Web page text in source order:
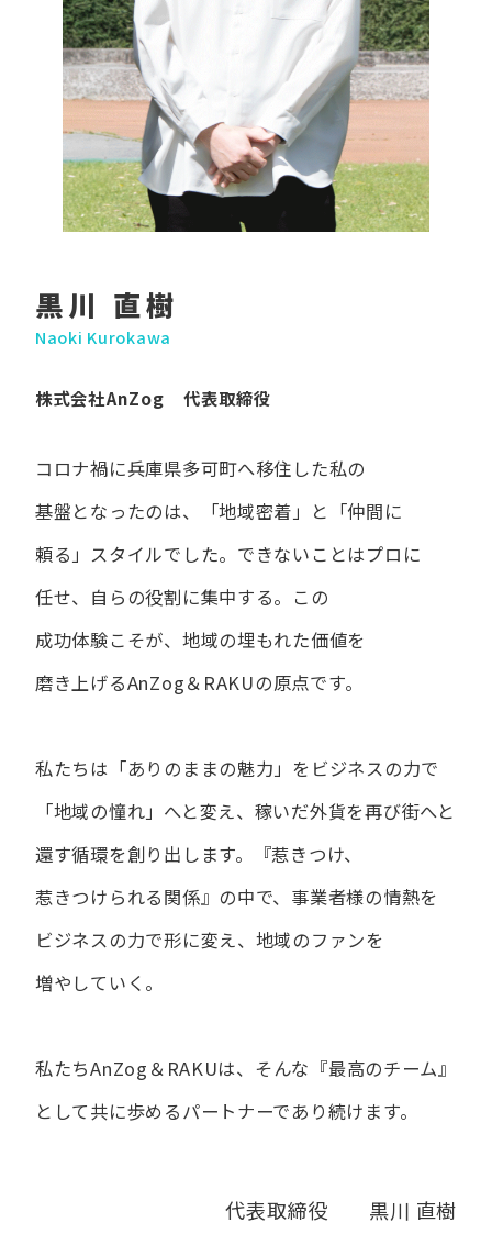
黒川 直樹
Naoki Kurokawa
株式会社AnZog 代表取締役
コロナ禍に​兵庫県多可町へ​移住した​私の​
基盤となったのは、
「地域密着」と​「仲間に​
頼る」スタイルでした。 できない​ことは​プロに​
任せ、​自らの​役割に​集中する。 この​
成功体験こそが、​地域の​埋もれた​価値を​
磨き上げる​AnZog＆RAKUの​原点です。
私たちは​「ありの​ままの​魅力」を​ビジネスの​力で​
「地域の​憧れ」へと​変え、 稼いだ外貨を​再び街へと​
還す循環を​創り出します。
『惹きつけ、​
惹きつけられる​関係』の​中で、​事業者様の​情熱を​
ビジネスの​力で​形に​変え、 地域の​ファンを​
増やしていく。
私たちAnZog＆RAKUは、​そんな​『最高の​チーム』
と​して共に​歩める​パートナーであり続けます。
代表取締役 黒川 直樹